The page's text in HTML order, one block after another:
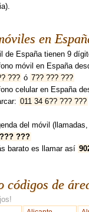
en
de España tienen 9
móvil en España
??? ó 7?? ??? ???
celular en España
011 34 6?? ??? ???
del móvil
???
barato es llamar así
códigos de